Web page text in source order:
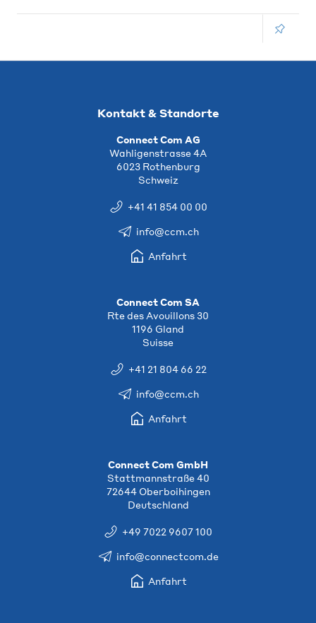
Kontakt & Standorte
Connect Com AG
Wahligenstrasse 4A
6023 Rothenburg
Schweiz
+41 41 854 00 00
info@ccm.ch
Anfahrt
Connect Com SA
Rte des Avouillons 30
1196 Gland
Suisse
+41 21 804 66 22
info@ccm.ch
Anfahrt
Connect Com GmbH
Stattmannstraße 40
72644 Oberboihingen
Deutschland
+49 7022 9607 100
info@connectcom.de
Anfahrt